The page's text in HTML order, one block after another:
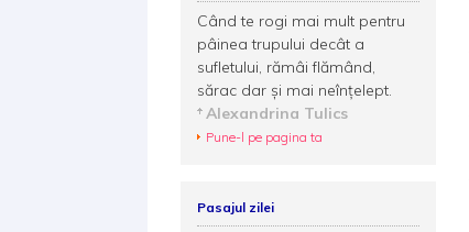
Când te rogi mai mult pentru
pâinea trupului decât a
sufletului, rămâi flămând,
sărac dar şi mai neînţelept.
Alexandrina Tulics
Pune-l pe pagina ta
Pasajul zilei